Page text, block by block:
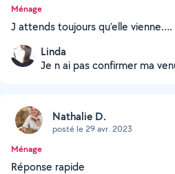
Ménage
J attends toujours qu’elle
Linda
Je n ai pas confirmer ma
Nathalie D.
posté le 29 avr. 2023
Ménage
Réponse rapide